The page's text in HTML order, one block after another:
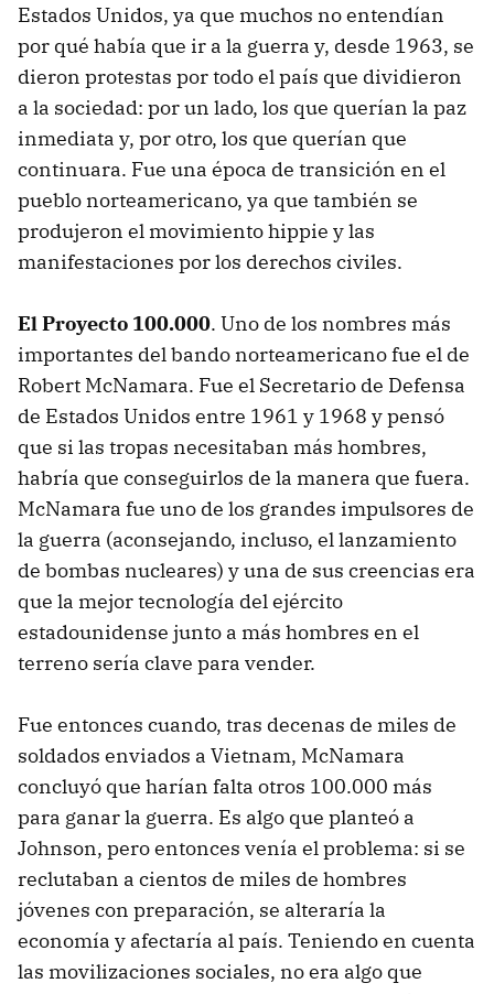
Estados Unidos, ya que muchos no entendían
por qué había que ir a la guerra y, desde 1963, se
dieron protestas por todo el país que dividieron
a la sociedad: por un lado, los que querían la paz
inmediata y, por otro, los que querían que
continuara. Fue una época de transición en el
pueblo norteamericano, ya que también se
produjeron el movimiento hippie y las
manifestaciones por los derechos civiles.
El Proyecto 100.000. Uno de los nombres más
importantes del bando norteamericano fue el de
Robert McNamara. Fue el Secretario de Defensa
de Estados Unidos entre 1961 y 1968 y pensó
que si las tropas necesitaban más hombres,
habría que conseguirlos de la manera que fuera.
McNamara fue uno de los grandes impulsores de
la guerra (aconsejando, incluso, el lanzamiento
de bombas nucleares) y una de sus creencias era
que la mejor tecnología del ejército
estadounidense junto a más hombres en el
terreno sería clave para vender.
Fue entonces cuando, tras decenas de miles de
soldados enviados a Vietnam, McNamara
concluyó que harían falta otros 100.000 más
para ganar la guerra. Es algo que planteó a
Johnson, pero entonces venía el problema: si se
reclutaban a cientos de miles de hombres
jóvenes con preparación, se alteraría la
economía y afectaría al país. Teniendo en cuenta
las movilizaciones sociales, no era algo que